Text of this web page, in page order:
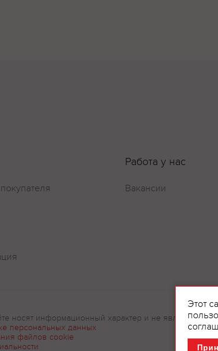
Работа у нас
Вакансии
носят информационный характер и не являются
персональных данных
файлов cookie
Этот